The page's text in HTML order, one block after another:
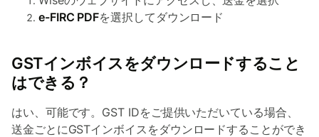
e-FIRC PDFを選択してダウンロード
GSTインボイスをダウンロードすること
はできる？
はい、可能です。GST IDをご提供いただいている場合、
送金ごとにGSTインボイスをダウンロードすることができ